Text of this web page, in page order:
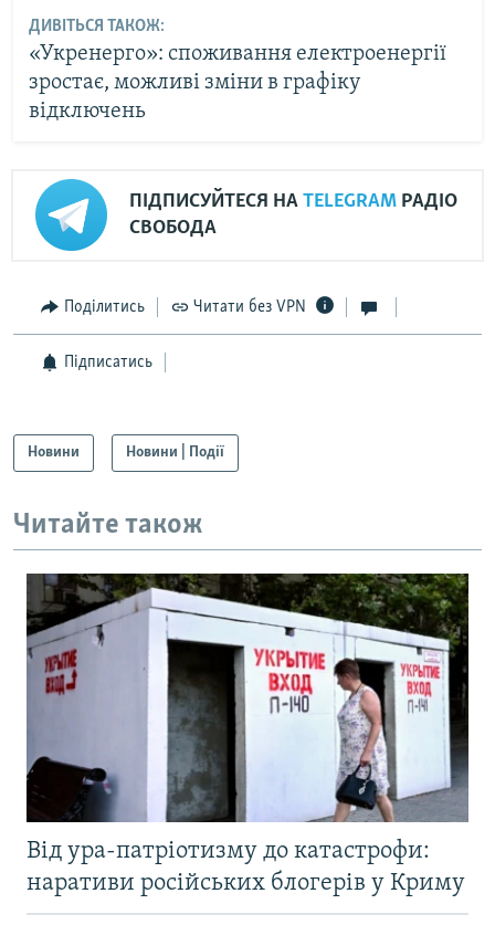
ДИВІТЬСЯ ТАКОЖ:
«Укренерго»: споживання електроенергії
зростає, можливі зміни в графіку
відключень
ПІДПИСУЙТЕСЯ НА TELEGRAM РАДІО
СВОБОДА
Поділитись Читати без VPN
Підписатись
Новини Новини | Події
Читайте також
Від ура-патріотизму до катастрофи:
наративи російських блогерів у Криму